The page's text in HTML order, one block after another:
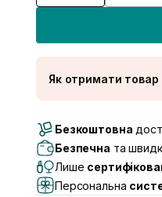
Як отримати товар
Самовивіз м.
Самовивіз м.
(Duck’s Lake)
Самовивіз м.
Безкоштовна
Безпечна та
Лише
Персональна